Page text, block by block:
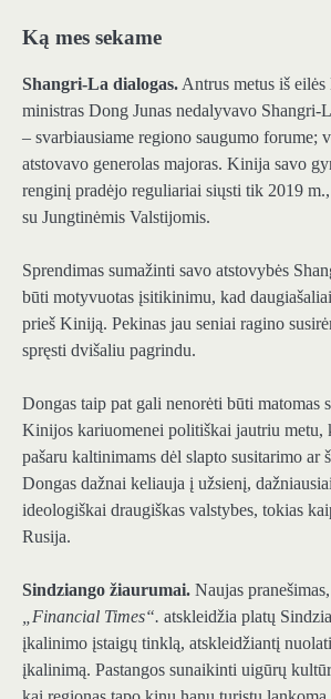
Ką mes sekame
Shangri-La dialogas. Antrus metus iš
ministras Dong Junas nedalyvavo Shangri-
– svarbiausiame regiono saugumo forume;
atstovavo generolas majoras. Kinija savo
renginį pradėjo reguliariai siųsti tik 2019
su Jungtinėmis Valstijomis.
Sprendimas sumažinti savo atstovybės
būti motyvuotas įsitikinimu, kad
prieš Kiniją. Pekinas jau seniai ragino
spręsti dvišaliu pagrindu.
Dongas taip pat gali nenorėti būti matomas
Kinijos kariuomenei politiškai jautriu metu,
pašaru kaltinimams dėl slapto susitarimo ar
Dongas dažnai keliauja į užsienį,
ideologiškai draugiškas valstybes, tokias
Rusija.
Sindziango žiaurumai. Naujas
„Financial Times“. atskleidžia platų
įkalinimo įstaigų tinklą, atskleidžiantį
įkalinimą. Pastangos sunaikinti uigūrų